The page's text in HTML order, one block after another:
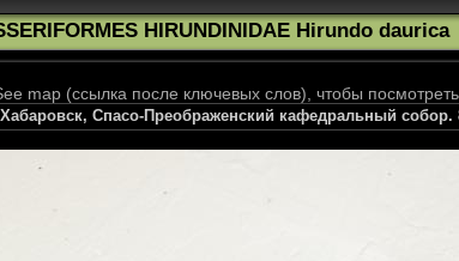
HIRUNDINIDAE Hirundo daurica
map (ссылка после ключевых слов), чтобы
Хабаровск, Спасо-Преображенский кафедральный собор.